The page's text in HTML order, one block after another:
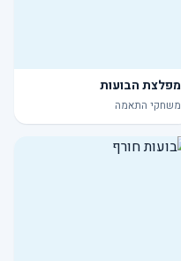
מפלצת הבועות
משחקי התאמה